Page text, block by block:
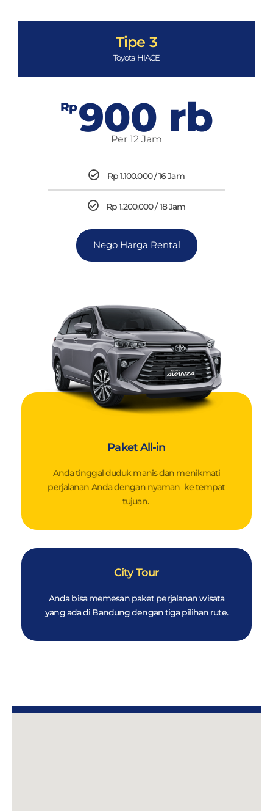
Tipe 3
Toyota HIACE
Rp900 rb
Per 12 Jam
Rp 1.100.000 / 16 Jam
Rp 1.200.000 / 18 Jam
Nego Harga Rental
Paket All-in
Anda tinggal duduk manis dan menikmati
perjalanan Anda dengan nyaman ke tempat
tujuan.
City Tour
Anda bisa memesan paket perjalanan wisata
yang ada di Bandung dengan tiga pilihan rute.